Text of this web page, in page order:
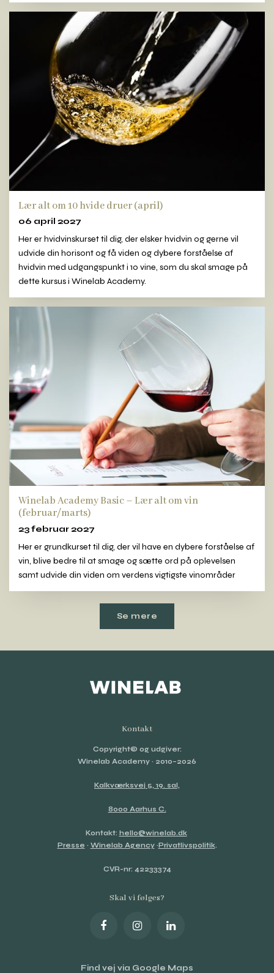
Lær alt om 10 hvide druer (april)
06 april 2027
Her er hvidvinskurset til dig, der elsker hvidvin og gerne vil
udvide din horisont og få viden og dybere forståelse af
hvidvin med udgangspunkt i 10 vine, som du skal smage på
dette kursus i Winelab Academy.
Winelab Academy Basic – Lær alt om vin
(februar/marts)
23 februar 2027
Her er grundkurset til dig, der vil have en dybere forståelse af
vin, blive bedre til at smage og sætte ord på oplevelsen
samt udvide din viden om verdens vigtigste vinområder
Se mere
Kontakt
Copyright© og udgiver:
Winelab Academy · 2010–2026
Kalkværksvej 5, 19. sal,
8000 Aarhus C.
Kontakt: hello@winelab.dk
Presse · Winelab Agency·Privatlivspolitik.
CVR-nr: 42233374
Skal vi følges?
Find vej via Google Maps